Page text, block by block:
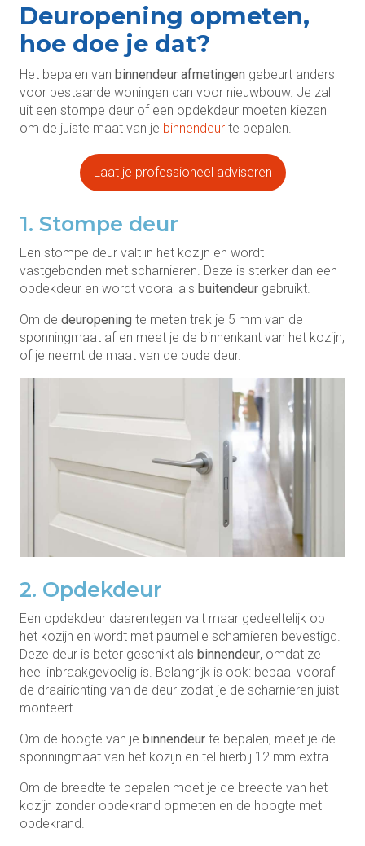
Deuropening opmeten,
hoe doe je dat?
Het bepalen van binnendeur afmetingen gebeurt anders
voor bestaande woningen dan voor nieuwbouw. Je zal
uit een stompe deur of een opdekdeur moeten kiezen
om de juiste maat van je binnendeur te bepalen.
Laat je professioneel adviseren
1. Stompe deur
Een stompe deur valt in het kozijn en wordt
vastgebonden met scharnieren. Deze is sterker dan een
opdekdeur en wordt vooral als buitendeur gebruikt.
Om de deuropening te meten trek je 5 mm van de
sponningmaat af en meet je de binnenkant van het kozijn,
of je neemt de maat van de oude deur.
2. Opdekdeur
Een opdekdeur daarentegen valt maar gedeeltelijk op
het kozijn en wordt met paumelle scharnieren bevestigd.
Deze deur is beter geschikt als binnendeur, omdat ze
heel inbraakgevoelig is. Belangrijk is ook: bepaal vooraf
de draairichting van de deur zodat je de scharnieren juist
monteert.
Om de hoogte van je binnendeur te bepalen, meet je de
sponningmaat van het kozijn en tel hierbij 12 mm extra.
Om de breedte te bepalen moet je de breedte van het
kozijn zonder opdekrand opmeten en de hoogte met
opdekrand.